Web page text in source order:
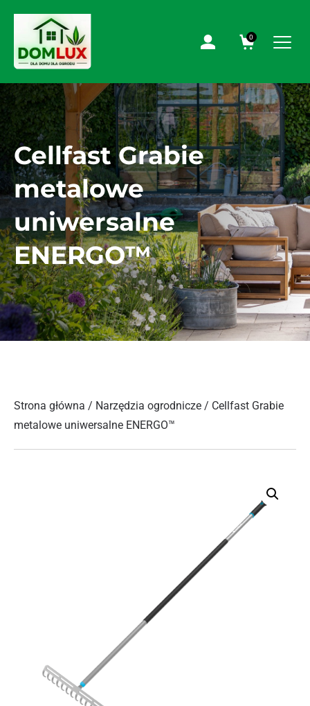
0
Cellfast Grabie
metalowe
uniwersalne
ENERGO™
Strona główna / Narzędzia ogrodnicze / Cellfast Grabie
metalowe uniwersalne ENERGO™